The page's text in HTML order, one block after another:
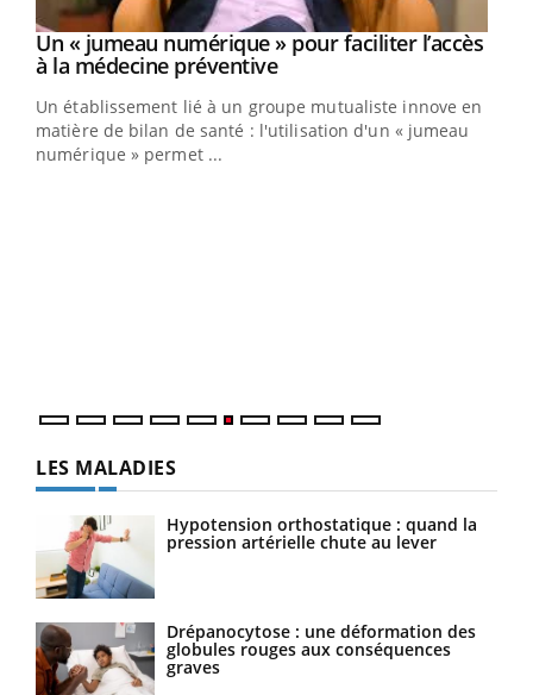
Youtube
Un « jumeau numérique » pour faciliter l’accès
à la médecine préventiveYoutube
Un établissement lié à un groupe mutualiste innove en
matière de bilan de santé : l'utilisation d'un « jumeau
numérique » permet ...
LES MALADIES
Hypotension orthostatique : quand la
pression artérielle chute au lever
Drépanocytose : une déformation des
globules rouges aux conséquences
graves